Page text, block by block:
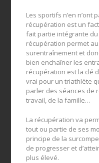
Les sportifs n’en n’ont
récupération est un
fait partie intégrante du
récupération permet
surentraînement et
bien enchaîner les
récupération est la clé
vrai pour un triathlète
parler des séances de
travail, de la famille…
La récupération va
tout ou partie de ses
principe de la
de progresser et
plus élevé.